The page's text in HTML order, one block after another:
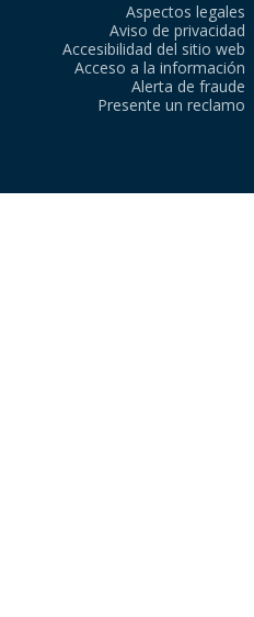
Aspectos legales
Aviso de privacidad
Accesibilidad del sitio web
Acceso a la información
Alerta de fraude
Presente un reclamo